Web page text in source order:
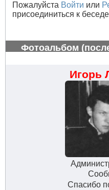
Пожалуйста Войти или
присоединиться к
Фотоальбом
Игорь
Спасибо